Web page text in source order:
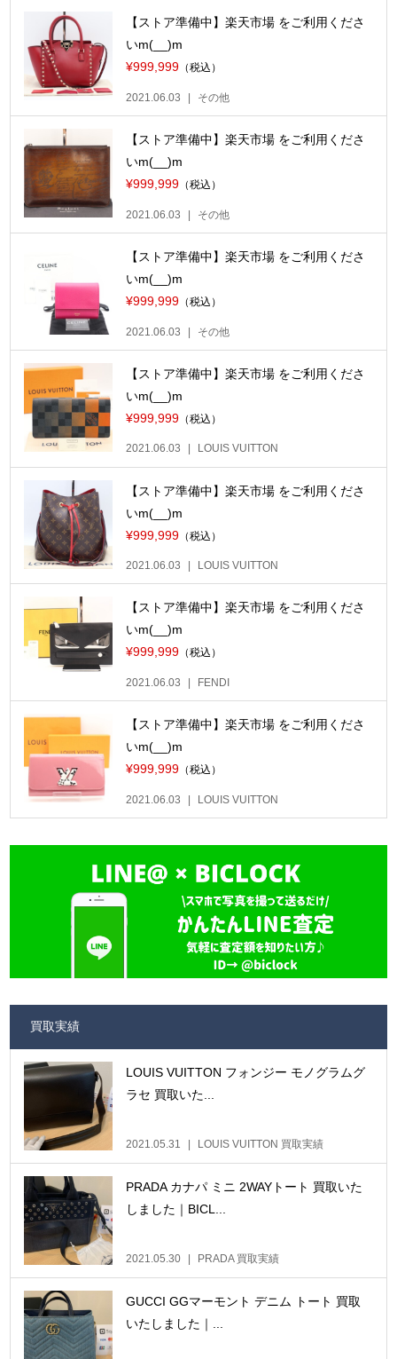
【ストア準備中】楽天市場 をご利用くださ
いm(__)m
¥999,999 （税込）
2021.06.03 その他
【ストア準備中】楽天市場 をご利用くださ
いm(__)m
¥999,999 （税込）
2021.06.03 その他
【ストア準備中】楽天市場 をご利用くださ
いm(__)m
¥999,999 （税込）
2021.06.03 その他
【ストア準備中】楽天市場 をご利用くださ
いm(__)m
¥999,999 （税込）
2021.06.03 LOUIS VUITTON
【ストア準備中】楽天市場 をご利用くださ
いm(__)m
¥999,999 （税込）
2021.06.03 LOUIS VUITTON
【ストア準備中】楽天市場 をご利用くださ
いm(__)m
¥999,999 （税込）
2021.06.03 FENDI
【ストア準備中】楽天市場 をご利用くださ
いm(__)m
¥999,999 （税込）
2021.06.03 LOUIS VUITTON
買取実績
LOUIS VUITTON フォンジー モノグラムグ
ラセ 買取いた...
2021.05.31 LOUIS VUITTON 買取実績
PRADA カナパ ミニ 2WAYトート 買取いた
しました｜BICL...
2021.05.30 PRADA 買取実績
GUCCI GGマーモント デニム トート 買取
いたしました｜...